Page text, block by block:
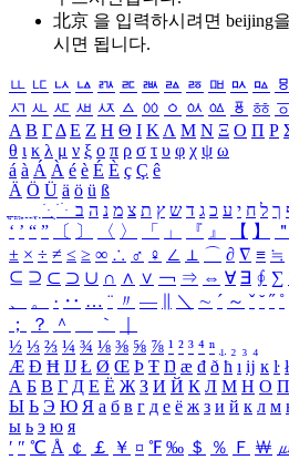
北京 을 입력하시려면 beijing
시면 됩니다.
ㅥ ㅦ ㅧ ㅨ ㅩ ㅪ ㅫ ㅬ ㅭ ㅮ ㅯ ㅰ ㅱ
ㅺ ㅻ ㅼ ㅽ ㅾ ㅿ ㆀ ㆁ ㆂ ㆃ ㆄ ㆅ ㆆ
Α Β ΓΔ Ε Ζ Η Θ Ι ΚΛ Μ Ν Ξ Ο Π Ρ
θ ι κ λ μ ν ξ ο π ρ σ τ υ φ χ ψ ω
á à Á À é è É È ç Ç ê
Ä Ö Ü ä ö ü ß
ִֶֹ ֻּ ׁׂ ך ל ח י ע כ ג ד ש ץ ת צ מ נ ה ב
‘ ’ “ ” 〔 〕 〈 〉 「 」 『 』 【 】 ＂
± × ÷ ≠ ≤ ≥ ∞ ∴ ♂ ♀ ∠ ⊥ ⌒ ∂ ∇ ≡ ≒
⊆ ⊇ ⊂ ⊃ ∪ ∩ ∧ ∨ ￢ ⇒ ⇔ ∀ ∃ ∮ ∑
、
。 · ‥ … ¨ 〃 ― ＼ ∼ ´ ～ ˇ ˘ ˝ ˚
；
？ ＾ ｀
½ ⅓ ⅔ ¼ ¾ ⅛ ⅜ ⅝ ⅞ ¹ ² ³ ⁴ ⁿ ₁ ₂ ₃ ₄
Æ Ð Ħ Ĳ Ł Ø Œ Þ Ŧ Ŋ æ đ ð ħ ı ĳ ĸ ŀ ł
А Б В Г Д Е Ё Ж З И Й К Л М Н О П
Ы Ь Э Ю Я а б в г д е ё ж з и й к л м
ы ь э ю я
′ ″ ℃ Å ￠ ￡ ￥ ¤ ℉ ‰ ＄ ％ Ｆ ￦